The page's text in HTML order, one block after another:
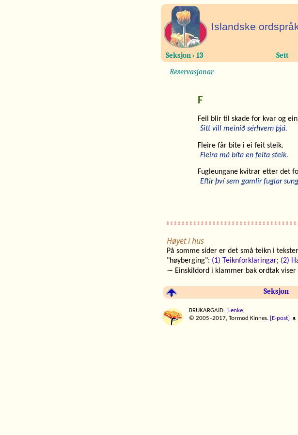
Islandske
Seksjon › 13 Sett
Reservasjonar
F
Feil blir til skade for kvar og
Sitt vill meinið sérhvern þjá.
Fleire får bite i ei feit steik.
Fleira má bíta en feita steik.
Fugleungane kvitrar etter det
Eftir því sem gamlir fuglar
Høyet i hus
På somme sider er det små teikn i
"høyberging": (1) Teiknforklaringar; (2)
∼ Einskildord i klammer bak ordtak viser
Seksjon
BRUKARGAID:
[Lenke]
© 2005–2017, Tormod Kinnes.
[E-post] ᴥ